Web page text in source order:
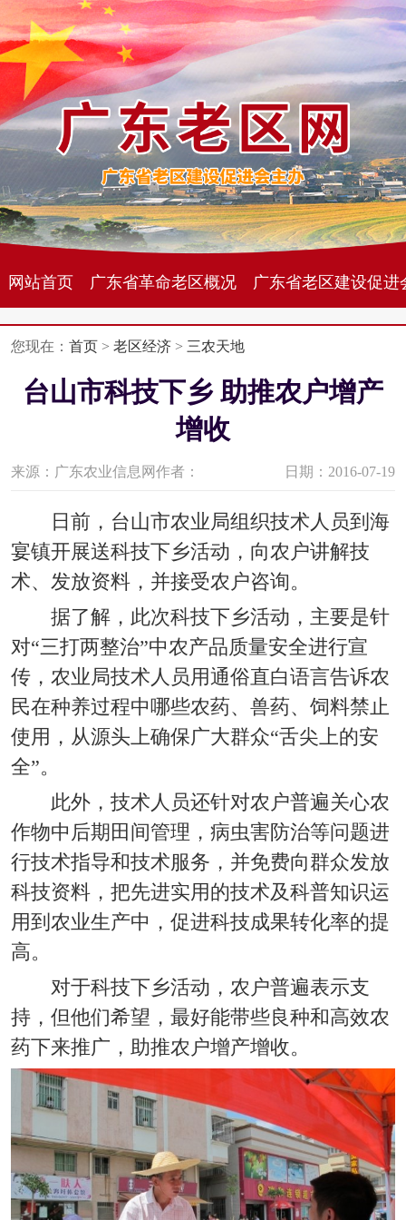
网站首页 广东省革命老区概况 广东省老区建设促进
您现在： 首页> 老区经济> 三农天地
台山市科技下乡 助推农户增产
增收
来源：广东农业信息网作者： 日期：2016-07-19
日前，台山市农业局组织技术人员到海
宴镇开展送科技下乡活动，向农户讲解技
术、发放资料，并接受农户咨询。
据了解，此次科技下乡活动，主要是针
对“三打两整治”中农产品质量安全进行宣
传，农业局技术人员用通俗直白语言告诉农
民在种养过程中哪些农药、兽药、饲料禁止
使用，从源头上确保广大群众“舌尖上的安
全”。
此外，技术人员还针对农户普遍关心农
作物中后期田间管理，病虫害防治等问题进
行技术指导和技术服务，并免费向群众发放
科技资料，把先进实用的技术及科普知识运
用到农业生产中，促进科技成果转化率的提
高。
对于科技下乡活动，农户普遍表示支
持，但他们希望，最好能带些良种和高效农
药下来推广，助推农户增产增收。